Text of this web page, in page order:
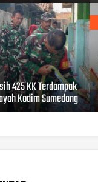
425 KK Terdampak
Kodim Sumedang